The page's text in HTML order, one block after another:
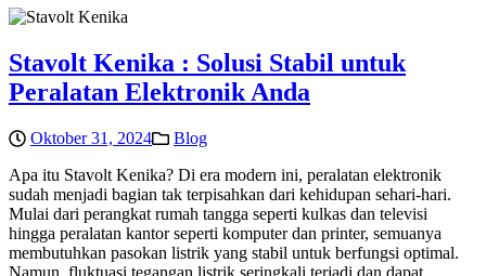
Stavolt Kenika : Solusi Stabil untuk
Peralatan Elektronik Anda
Oktober 31, 2024
Blog
Apa itu Stavolt Kenika? Di era modern ini, peralatan elektronik
sudah menjadi bagian tak terpisahkan dari kehidupan sehari-hari.
Mulai dari perangkat rumah tangga seperti kulkas dan televisi
hingga peralatan kantor seperti komputer dan printer, semuanya
membutuhkan pasokan listrik yang stabil untuk berfungsi optimal.
Namun, fluktuasi tegangan listrik seringkali terjadi dan dapat